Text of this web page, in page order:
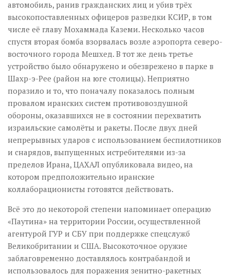
автомобиль, ранив гражданских лиц и убив трёх
высокопоставленных офицеров разведки КСИР, в том
числе её главу Мохаммада Каземи. Несколько часов
спустя вторая бомба взорвалась возле аэропорта северо-
восточного города Мешхед. В тот же день третье
устройство было обнаружено и обезврежено в парке в
Шахр-э-Рее (район на юге столицы). Неприятно
поразило и то, что поначалу показалось полным
провалом иранских систем противовоздушной
обороны, оказавшихся не в состоянии перехватить
израильские самолёты и ракеты. После двух дней
непрерывных ударов с использованием беспилотников
и снарядов, выпущенных истребителями из-за
пределов Ирана, ЦАХАЛ опубликовала видео, на
котором предположительно иранские
коллаборационисты готовятся действовать.
Всё это до некоторой степени напоминает операцию
«Паутина» на территории России, осуществленной
агентурой ГУР и СБУ при поддержке спецслужб
Великобритании и США. Высокоточное оружие
заблаговременно доставлялось контрабандой и
использовалось для поражения зенитно-ракетных